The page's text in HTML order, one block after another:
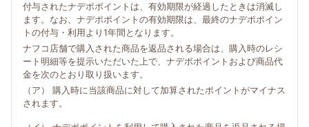
付与されたナデポポイントは、有効期限が経過したときは消滅し
ます。なお、ナデポポイントの有効期限は、最終のナデポポイン
トの付与・利用より1年間となります。
ナフコ店舗で購入された商品を返品される場合は、購入時のレシ
ート明細等を提示いただいた上で、ナデポポイントおよび商品代
金を次のとおり取り扱います。
（ア） 購入時に当該商品に対して加算されたポイントがマイナス
されます。